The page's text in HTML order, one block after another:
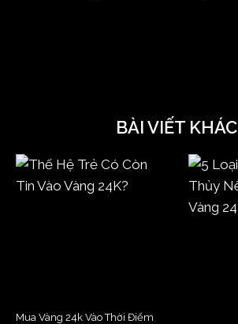
BÀI VIẾT KHÁC
Mua Vàng 24k Vào Thời Điểm